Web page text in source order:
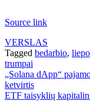
Source link
VERSLAS
Tagged bedarbio,
trumpai
Navigacija
tarp
„Solana dApp“
ketvirtis
ETF taisyklių